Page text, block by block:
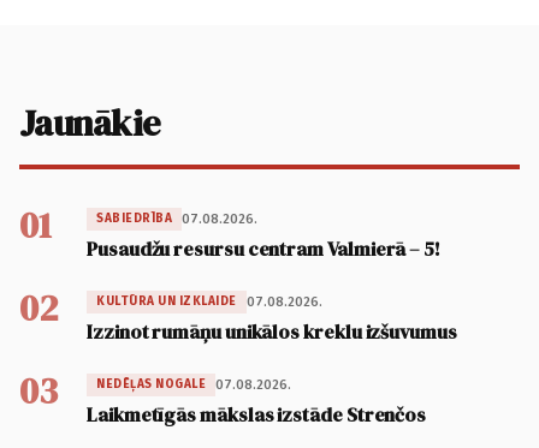
Jaunākie
01 SABIEDRĪBA 07.08.2026.
Pusaudžu resursu centram Valmierā – 5!
02 KULTŪRA UN IZKLAIDE 07.08.2026.
Izzinot rumāņu unikālos kreklu izšuvumus
03 NEDĒĻAS NOGALE 07.08.2026.
Laikmetīgās mākslas izstāde Strenčos